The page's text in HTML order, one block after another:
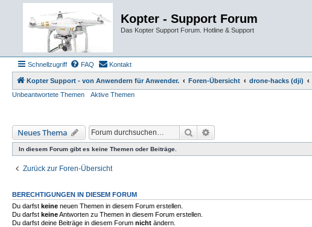
Kopter - Support Forum
Das Kopter Support Forum. Hotline & Support
Schnellzugriff FAQ Kontakt
Kopter Support - von Anwendern für Anwender. Foren-Übersicht drone-hacks (dji)
Unbeantwortete Themen
Aktive Themen
Neues Thema Suche
In diesem Forum gibt es keine Themen oder Beiträge.
Zurück zur Foren-Übersicht
BERECHTIGUNGEN IN DIESEM FORUM
Du darfst keine neuen Themen in diesem Forum erstellen.
Du darfst keineAntworten zu Themen in diesem Forum erstellen.
Du darfst deine Beiträge in diesem Forum nicht ändern.